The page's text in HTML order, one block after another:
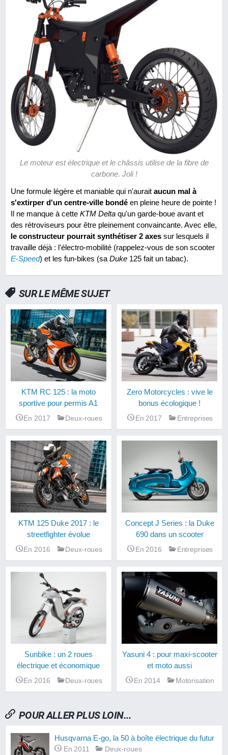
Le moteur est électrique et le châssis utilise de la fibre de
carbone. Joli !
Une formule légère et maniable qui n'aurait aucun mal à
s'extirper d'un centre-ville bondé en pleine heure de pointe !
Il ne manque à cette KTM Delta qu'un garde-boue avant et
des rétroviseurs pour être pleinement convaincante. Avec elle,
le constructeur pourrait synthétiser 2 axes sur lesquels il
travaille déjà : l'électro-mobilité (rappelez-vous de son scooter
E-Speed) et les fun-bikes (sa Duke 125 fait un tabac).
SUR LE MÊME SUJET
KTM RC 125 : la moto
sportive pour permis A1
En 2017 Deux-roues
Zero Motorcycles : vive le
bonus écologique !
En 2017 Entreprises
KTM 125 Duke 2017 : le
streetfighter évolue
En 2016 Deux-roues
Concept J Series : la Duke
690 dans un scooter
En 2016 Entreprises
Sunbike : un 2 roues
électrique et économique
En 2016 Deux-roues
Yasuni 4 : pour maxi-scooter
et moto aussi
En 2014 Motorisation
POUR ALLER PLUS LOIN...
Husqvarna E-go, la 50 à boîte électrique du futur
En 2011 Deux-roues